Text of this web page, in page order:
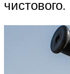
чистового.